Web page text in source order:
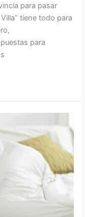
para pasar
tiene todo para
para